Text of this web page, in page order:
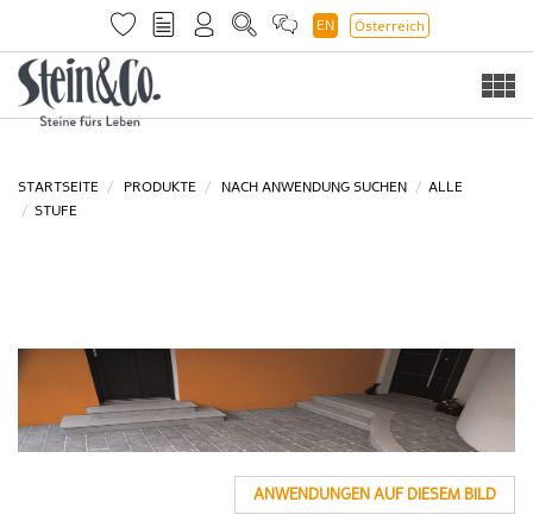
EN Österreich
STARTSEITE PRODUKTE NACH ANWENDUNG SUCHEN
ALLE
STUFE
ANWENDUNGEN AUF DIESEM BILD